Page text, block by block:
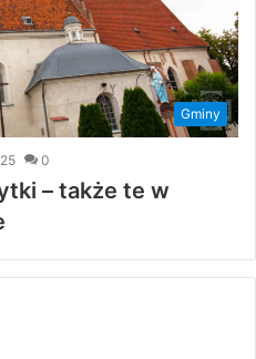
Gminy
0
– także te w